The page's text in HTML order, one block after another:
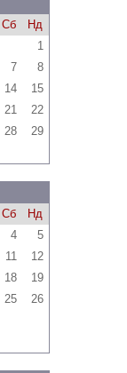
Сб
Нд
1
7
8
14
15
21
22
28
29
Сб
Нд
4
5
11
12
18
19
25
26